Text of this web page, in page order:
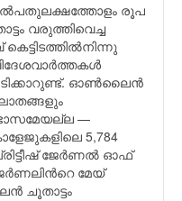
രൂപ
വരുത്തിവെച്ച
ഓണ്‍ലൈന്‍
—
5,784
ജേര്‍ണല്‍ ഓഫ്
മേയ്
ചൂതാട്ടം